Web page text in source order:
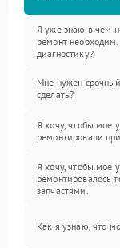
Я уже знаю в чем
ремонт
диагностику?
Мне нужен
сделать?
Я хочу, чтобы мое
ремонтировали
Я хочу, чтобы мое
ремонтировалось
запчастями.
Как я узнаю, что